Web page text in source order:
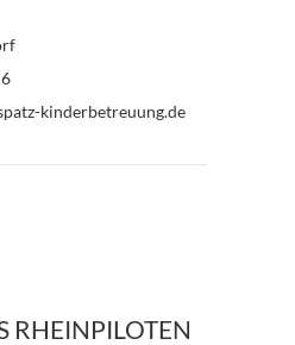
kinderbetreuung.de
RHEINPILOTEN